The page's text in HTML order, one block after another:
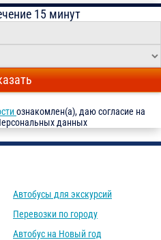
15 минут
ознакомлен(а), даю согласие на
данных
Автобусы для экскурсий
Перевозки по городу
Автобус на Новый год